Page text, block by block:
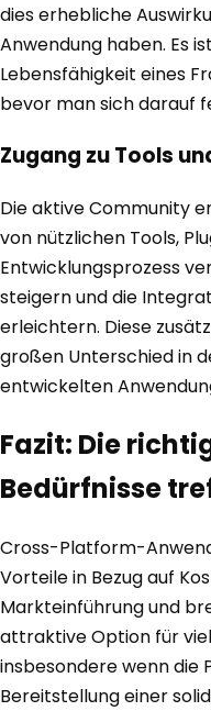
dies erhebliche
Anwendung haben. Es
Lebensfähigkeit eines
bevor man sich darauf
Zugang zu Tools
Die aktive Community
von nützlichen Tools,
Entwicklungsprozess
steigern und die
erleichtern. Diese
großen Unterschied in
entwickelten
Fazit: Die
Bedürfnisse
Cross-Platform-
Vorteile in Bezug auf
Markteinführung und
attraktive Option für
insbesondere wenn die
Bereitstellung einer